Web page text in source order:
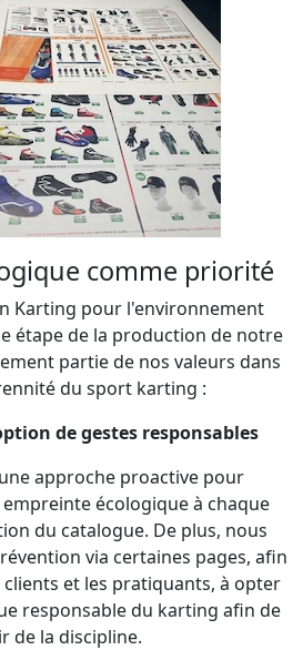
comme priorité
Karting pour l'environnement
étape de la production de notre
partie de nos valeurs dans
du sport karting :
de gestes responsables
approche proactive pour
écologique à chaque
du catalogue. De plus, nous
via certaines pages, afin
et les pratiquants, à opter
responsable du karting afin de
de la discipline.